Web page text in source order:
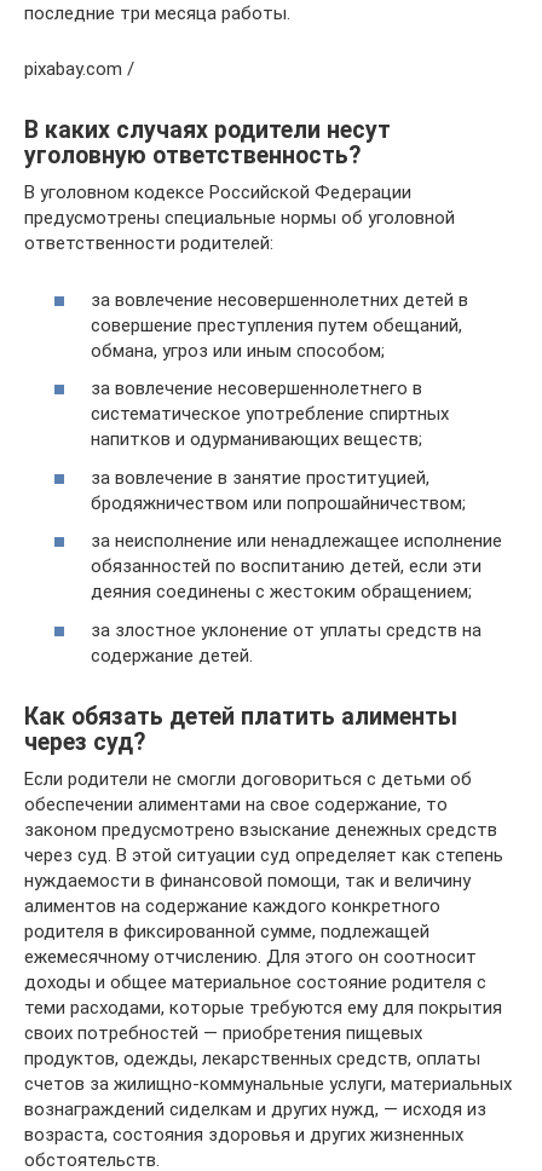
последние три месяца работы.
pixabay.com /
В каких случаях родители несут
уголовную ответственность?
В уголовном кодексе Российской Федерации
предусмотрены специальные нормы об уголовной
ответственности родителей:
за вовлечение несовершеннолетних детей в
совершение преступления путем обещаний,
обмана, угроз или иным способом;
за вовлечение несовершеннолетнего в
систематическое употребление спиртных
напитков и одурманивающих веществ;
за вовлечение в занятие проституцией,
бродяжничеством или попрошайничеством;
за неисполнение или ненадлежащее исполнение
обязанностей по воспитанию детей, если эти
деяния соединены с жестоким обращением;
за злостное уклонение от уплаты средств на
содержание детей.
Как обязать детей платить алименты
через суд?
Если родители не смогли договориться с детьми об
обеспечении алиментами на свое содержание, то
законом предусмотрено взыскание денежных средств
через суд. В этой ситуации суд определяет как степень
нуждаемости в финансовой помощи, так и величину
алиментов на содержание каждого конкретного
родителя в фиксированной сумме, подлежащей
ежемесячному отчислению. Для этого он соотносит
доходы и общее материальное состояние родителя с
теми расходами, которые требуются ему для покрытия
своих потребностей — приобретения пищевых
продуктов, одежды, лекарственных средств, оплаты
счетов за жилищно-коммунальные услуги, материальных
вознаграждений сиделкам и других нужд, — исходя из
возраста, состояния здоровья и других жизненных
обстоятельств.